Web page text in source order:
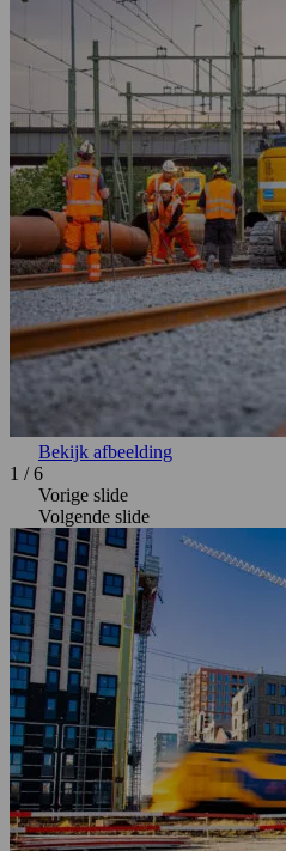
Bekijk afbeelding
1 /6
Vorige slide
Volgende slide